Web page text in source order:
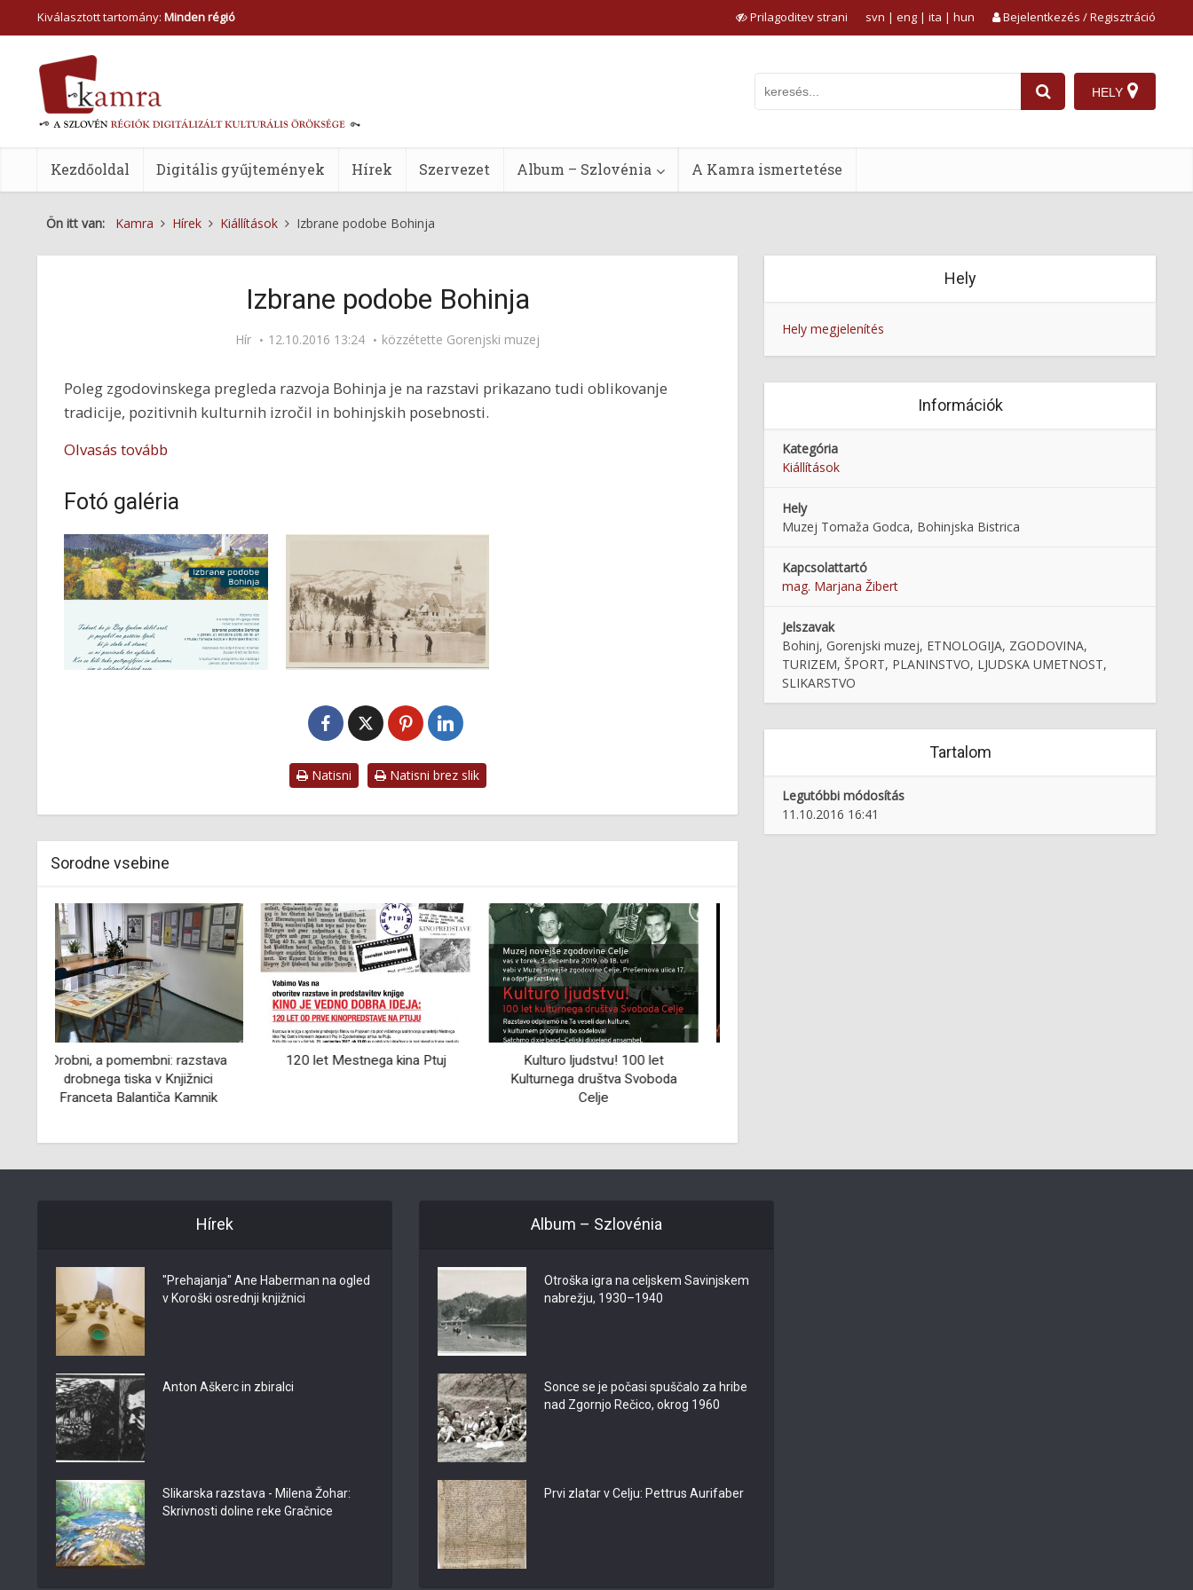
Kiválasztott tartomány: Minden régió Prilagoditev strani Bejelentkezés / Regisztráció
svn | eng | ita | hun
HELY
Kezdőoldal Digitális gyűjtemények Hírek Szervezet Album – Szlovénia A Kamra ismertetése
Ön itt van: Kamra Hírek Kiállítások Izbrane podobe Bohinja
Izbrane podobe Bohinja
Hír 12.10.2016 13:24 közzétette Gorenjski muzej
Poleg zgodovinskega pregleda razvoja Bohinja je na razstavi prikazano tudi oblikovanje
tradicije, pozitivnih kulturnih izročil in bohinjskih posebnosti.
Olvasás tovább
Fotó galéria
Natisni Natisni brez slik
Sorodne vsebine
120 let Mestnega kina Ptuj
Kulturo ljudstvu! 100 let
Poletna muzejska noč 2022 na
Ptuju
Hely
Hely megjelenítés
Információk
Kategória
Kiállítások
Hely
Muzej Tomaža Godca, Bohinjska Bistrica
Kapcsolattartó
mag. Marjana Žibert
Jelszavak
Bohinj, Gorenjski muzej, ETNOLOGIJA, ZGODOVINA,
TURIZEM, ŠPORT, PLANINSTVO, LJUDSKA UMETNOST,
SLIKARSTVO
Tartalom
Legutóbbi módosítás
11.10.2016 16:41
Hírek
"Prehajanja" Ane Haberman na ogled
v Koroški osrednji knjižnici
Anton Aškerc in zbiralci
Slikarska razstava - Milena Žohar:
Skrivnosti doline reke Gračnice
Album – Szlovénia
Otroška igra na celjskem Savinjskem
nabrežju, 1930–1940
Sonce se je počasi spuščalo za hribe
nad Zgornjo Rečico, okrog 1960
Prvi zlatar v Celju: Pettrus Aurifaber